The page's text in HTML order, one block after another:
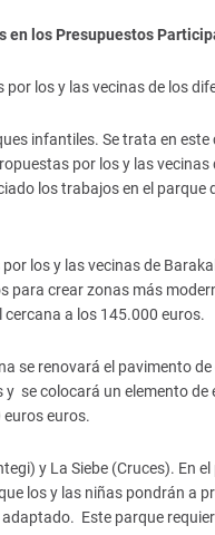
en los Presupuestos
los y las vecinas de los
infantiles. Se trata en este
por los y las
los trabajos en el parque
los y las vecinas de
para crear zonas más
a los 145.000 euros.
se renovará el pavimento
se colocará un elemento de
euros.
y La Siebe (Cruces). En el
los y las niñas pondrán a
Este parque